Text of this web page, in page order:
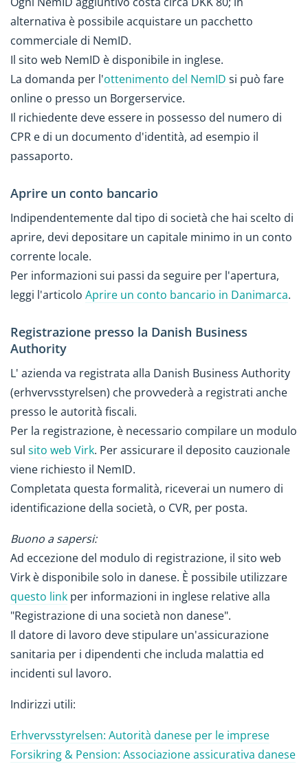
alternativa è possibile acquistare un pacchetto
commerciale di NemID.
Il sito web NemID è disponibile in inglese.
La domanda per l'ottenimento del NemID si può fare
online o presso un Borgerservice.
Il richiedente deve essere in possesso del numero di
CPR e di un documento d'identità, ad esempio il
passaporto.
Aprire un conto bancario
Indipendentemente dal tipo di società che hai scelto di
aprire, devi depositare un capitale minimo in un conto
corrente locale.
Per informazioni sui passi da seguire per l'apertura,
leggi l'articolo Aprire un conto bancario in Danimarca.
Registrazione presso la Danish Business
Authority
L' azienda va registrata alla Danish Business Authority
(erhvervsstyrelsen) che provvederà a registrati anche
presso le autorità fiscali.
Per la registrazione, è necessario compilare un modulo
sul sito web Virk. Per assicurare il deposito cauzionale
viene richiesto il NemID.
Completata questa formalità, riceverai un numero di
identificazione della società, o CVR, per posta.
Buono a sapersi:
Ad eccezione del modulo di registrazione, il sito web
Virk è disponibile solo in danese. È possibile utilizzare
questo link per informazioni in inglese relative alla
"Registrazione di una società non danese".
Il datore di lavoro deve stipulare un'assicurazione
sanitaria per i dipendenti che includa malattia ed
incidenti sul lavoro.
Indirizzi utili:
Erhvervsstyrelsen: Autorità danese per le imprese
Forsikring & Pension: Associazione assicurativa danese